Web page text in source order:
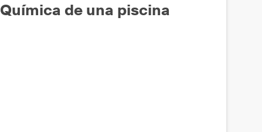
Química de una piscina